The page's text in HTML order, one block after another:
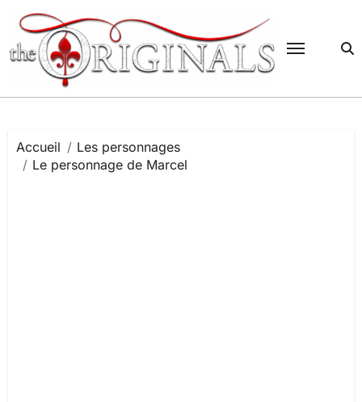
contenu
Accueil
Les personnages
Le personnage de Marcel